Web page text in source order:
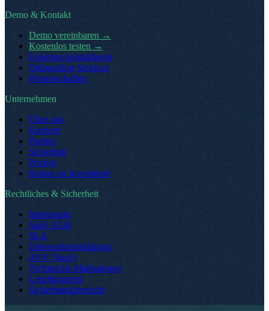
Demo & Kontakt
Demo vereinbaren →
Kostenlos testen →
Experten kontaktieren
Onboarding Services
Partnerschaften
Unternehmen
Über uns
Karriere
Partner
Sicherheit
Pricing
Return on Investment
Rechtliches & Sicherheit
Impressum
SaaS AGB
SLA
Datenschutzerklärung
AVV (SaaS)
Technische Maßnahmen
Löschkonzept
Sicherheitsübersicht